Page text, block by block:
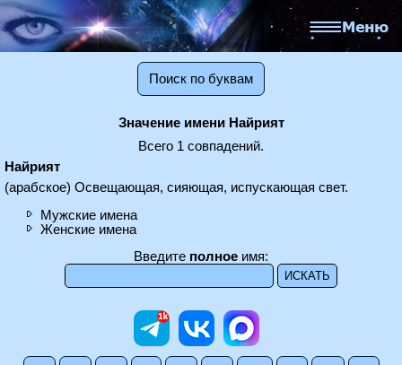
Поиск по буквам
Значение имени Найрият
Всего 1 совпадений.
Найрият
(арабское) Освещающая, сияющая, испускающая свет.
Мужские имена
Женские имена
Введите полное имя: